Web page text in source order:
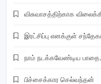
விசுவாசத்திற்காக
இரட்சிப்பு எனக்குள்
நாம் நடக்கவேண்டிய
பிச்சைக்கார செல்வந்தன்